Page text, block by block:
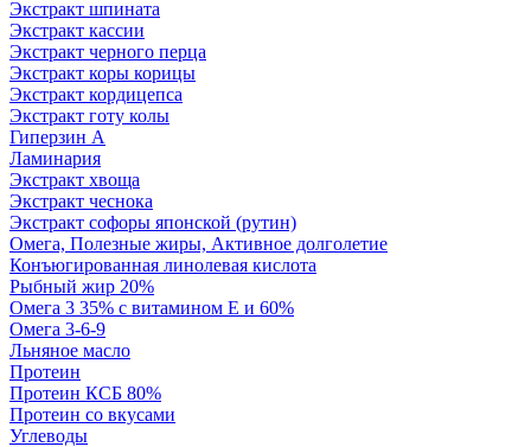
Экстракт шпината
Экстракт кассии
Экстракт черного перца
Экстракт коры корицы
Экстракт кордицепса
Экстракт готу колы
Гиперзин А
Ламинария
Экстракт хвоща
Экстракт чеснока
Экстракт софоры японской (рутин)
Омега, Полезные жиры, Активное долголетие
Конъюгированная линолевая кислота
Рыбный жир 20%
Омега 3 35% с витамином Е и 60%
Омега 3-6-9
Льняное масло
Протеин
Протеин КСБ 80%
Протеин со вкусами
Углеводы